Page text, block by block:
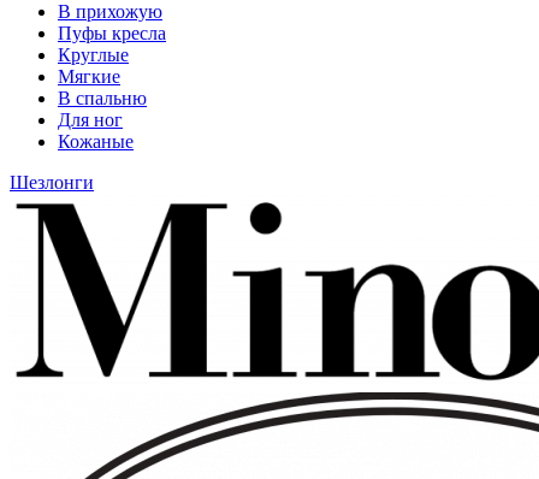
В прихожую
Пуфы кресла
Круглые
Мягкие
В спальню
Для ног
Кожаные
Шезлонги